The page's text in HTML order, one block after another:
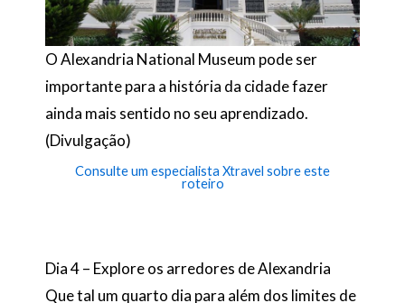
O Alexandria National Museum pode ser
importante para a história da cidade fazer
ainda mais sentido no seu aprendizado.
(Divulgação)
Consulte um especialista Xtravel sobre este
roteiro
Dia 4 – Explore os arredores de Alexandria
Que tal um quarto dia para além dos limites de